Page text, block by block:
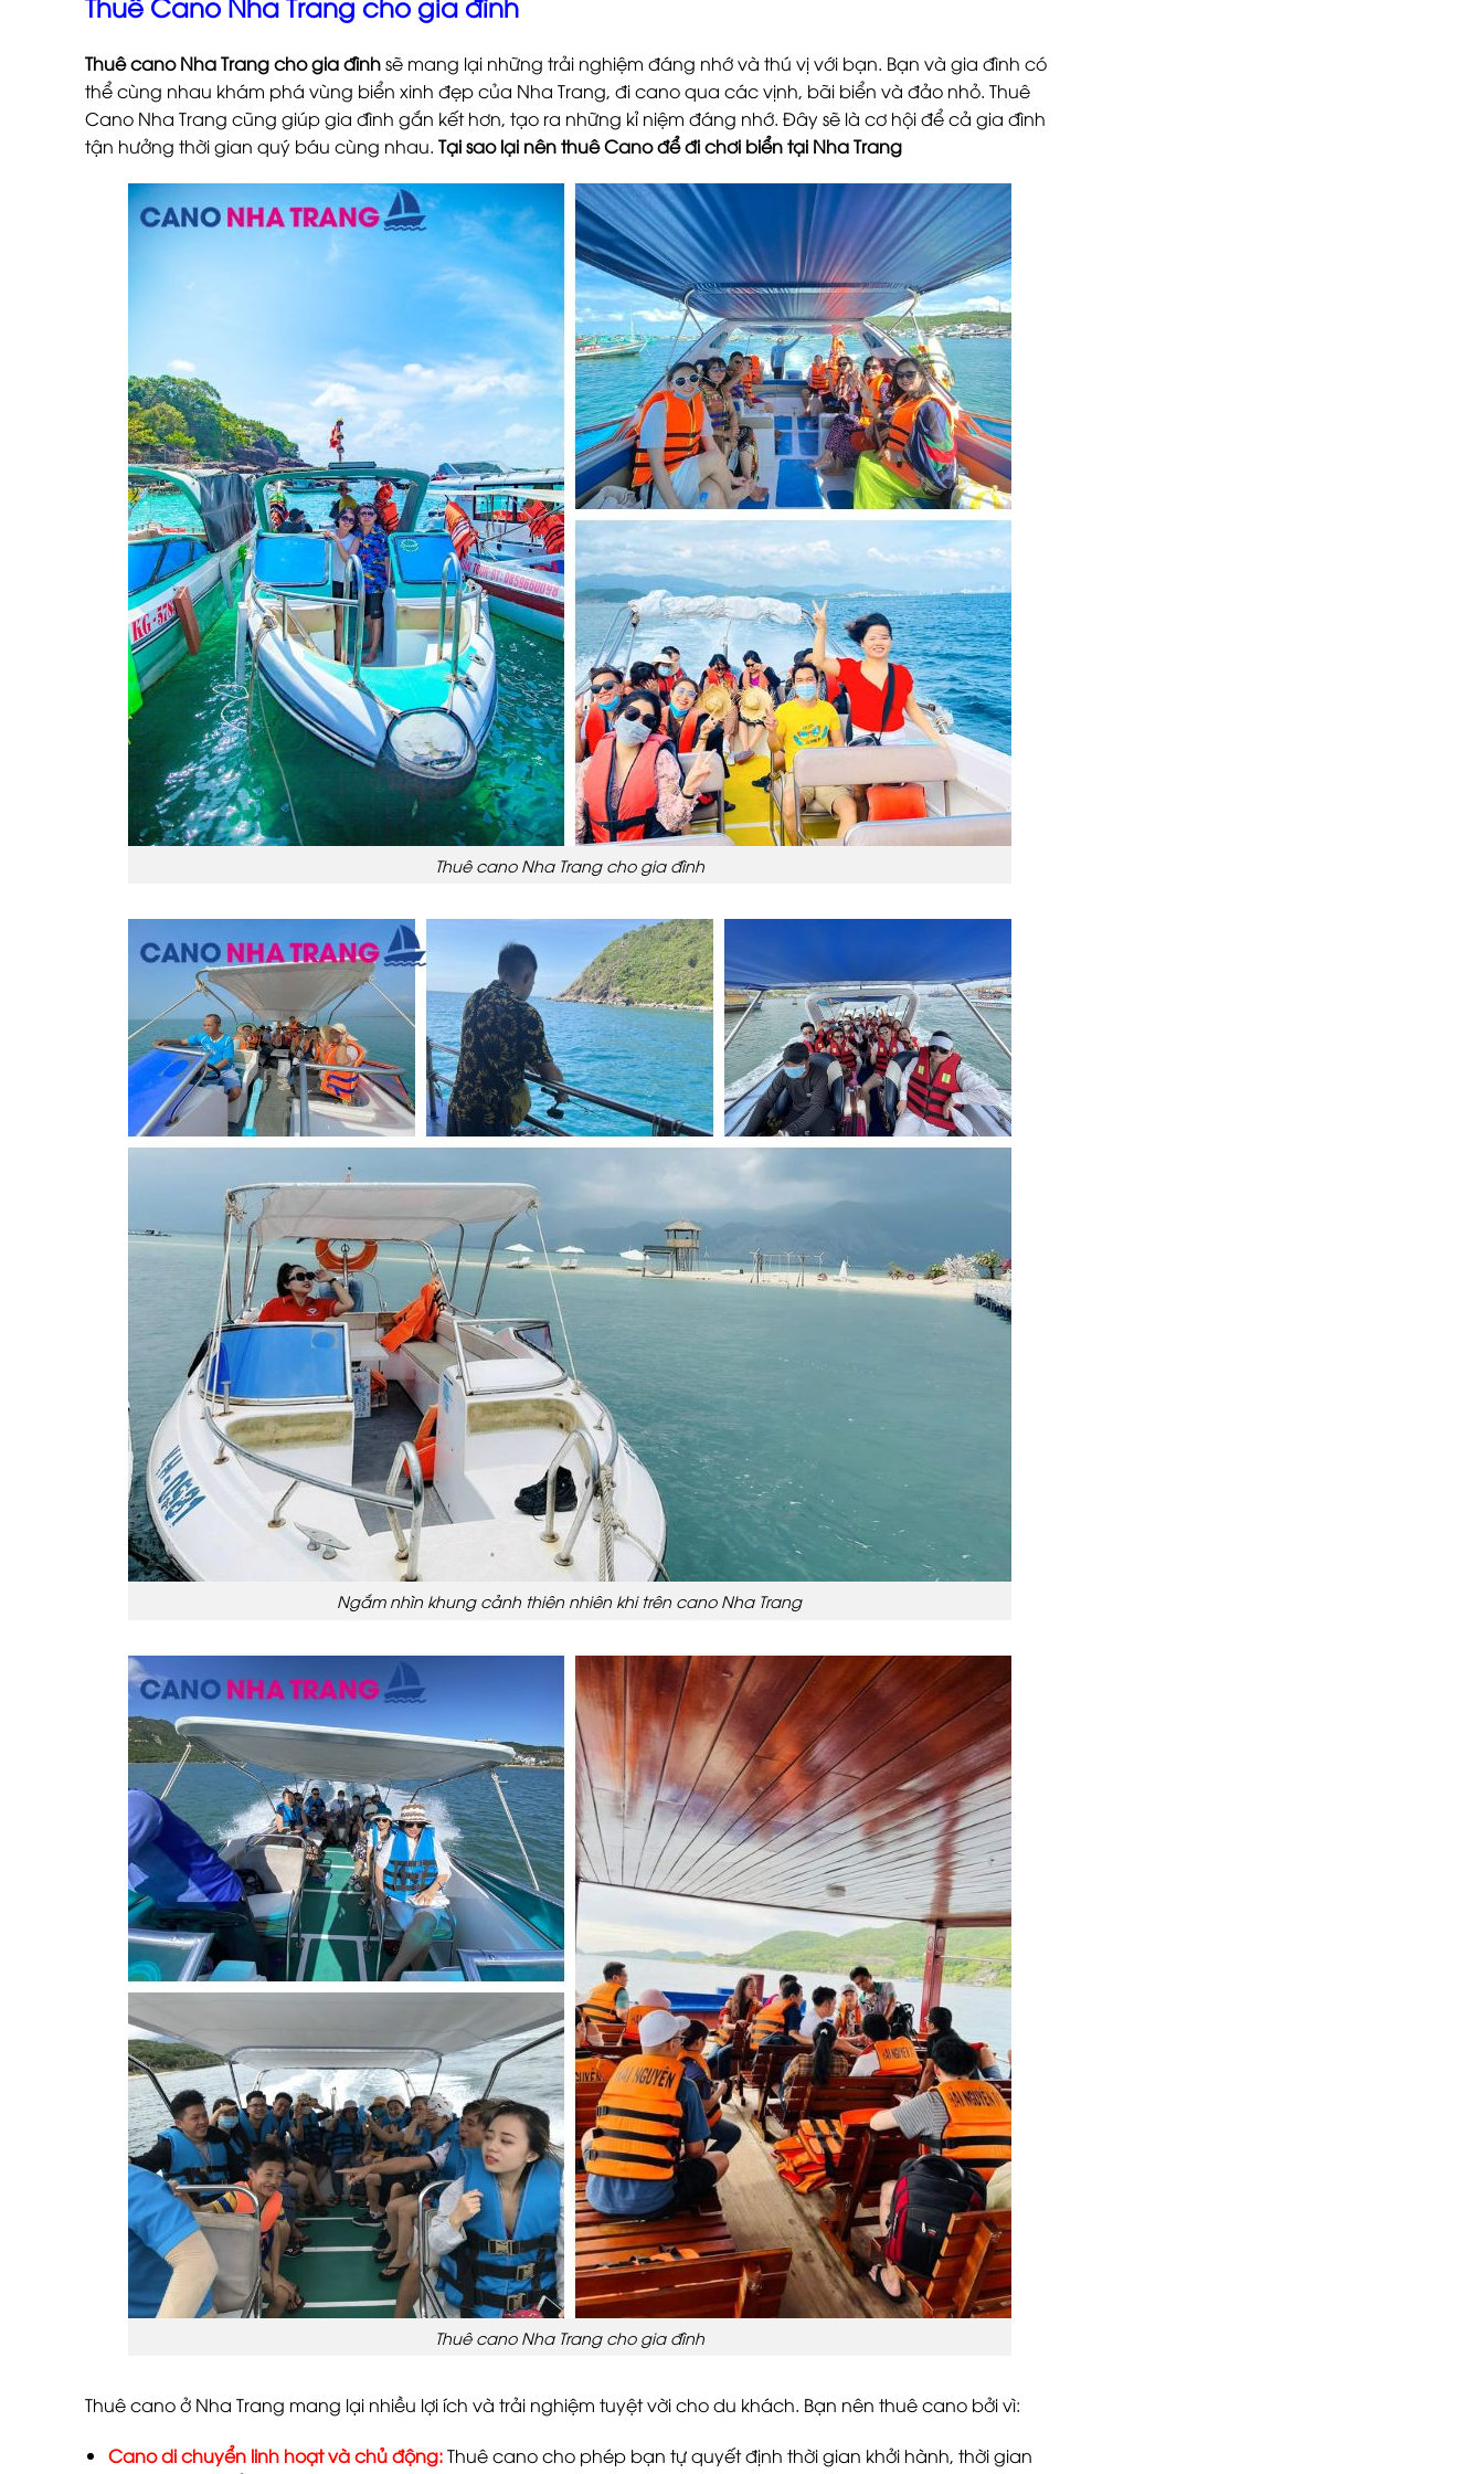
Thuê cano Nha Trang cho gia đìnhsẽ mang lại những trải nghiệm đáng nhớ và thú vị với bạn. Bạn và gia đình có
thể cùng nhau khám phá vùng biển xinh đẹp của Nha Trang, đi cano qua các vịnh, bãi biển và đảo nhỏ. Thuê
Cano Nha Trang cũng giúp gia đình gắn kết hơn, tạo ra những kỉ niệm đáng nhớ. Đây sẽ là cơ hội để cả gia đình
tận hưởng thời gian quý báu cùng nhau. Tại sao lại nên thuê Cano để đi chơi biển tại Nha Trang
Thuê cano Nha Trang cho gia đình
Ngắm nhìn khung cảnh thiên nhiên khi trên cano Nha Trang
Thuê cano Nha Trang cho gia đình
Thuê cano ở Nha Trang mang lại nhiều lợi ích và trải nghiệm tuyệt vời cho du khách. Bạn nên thuê cano bởi vì:
Cano di chuyển linh hoạt và chủ động:Thuê cano cho phép bạn tự quyết định thời gian khởi hành, thời gian